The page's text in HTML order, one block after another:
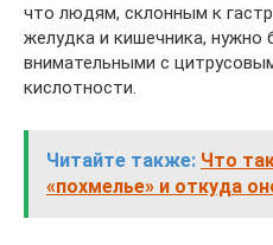
что людям, склонным к
желудка и кишечника, нужно
внимательными с
кислотности.
Читайте также: Что
«похмелье» и откуда